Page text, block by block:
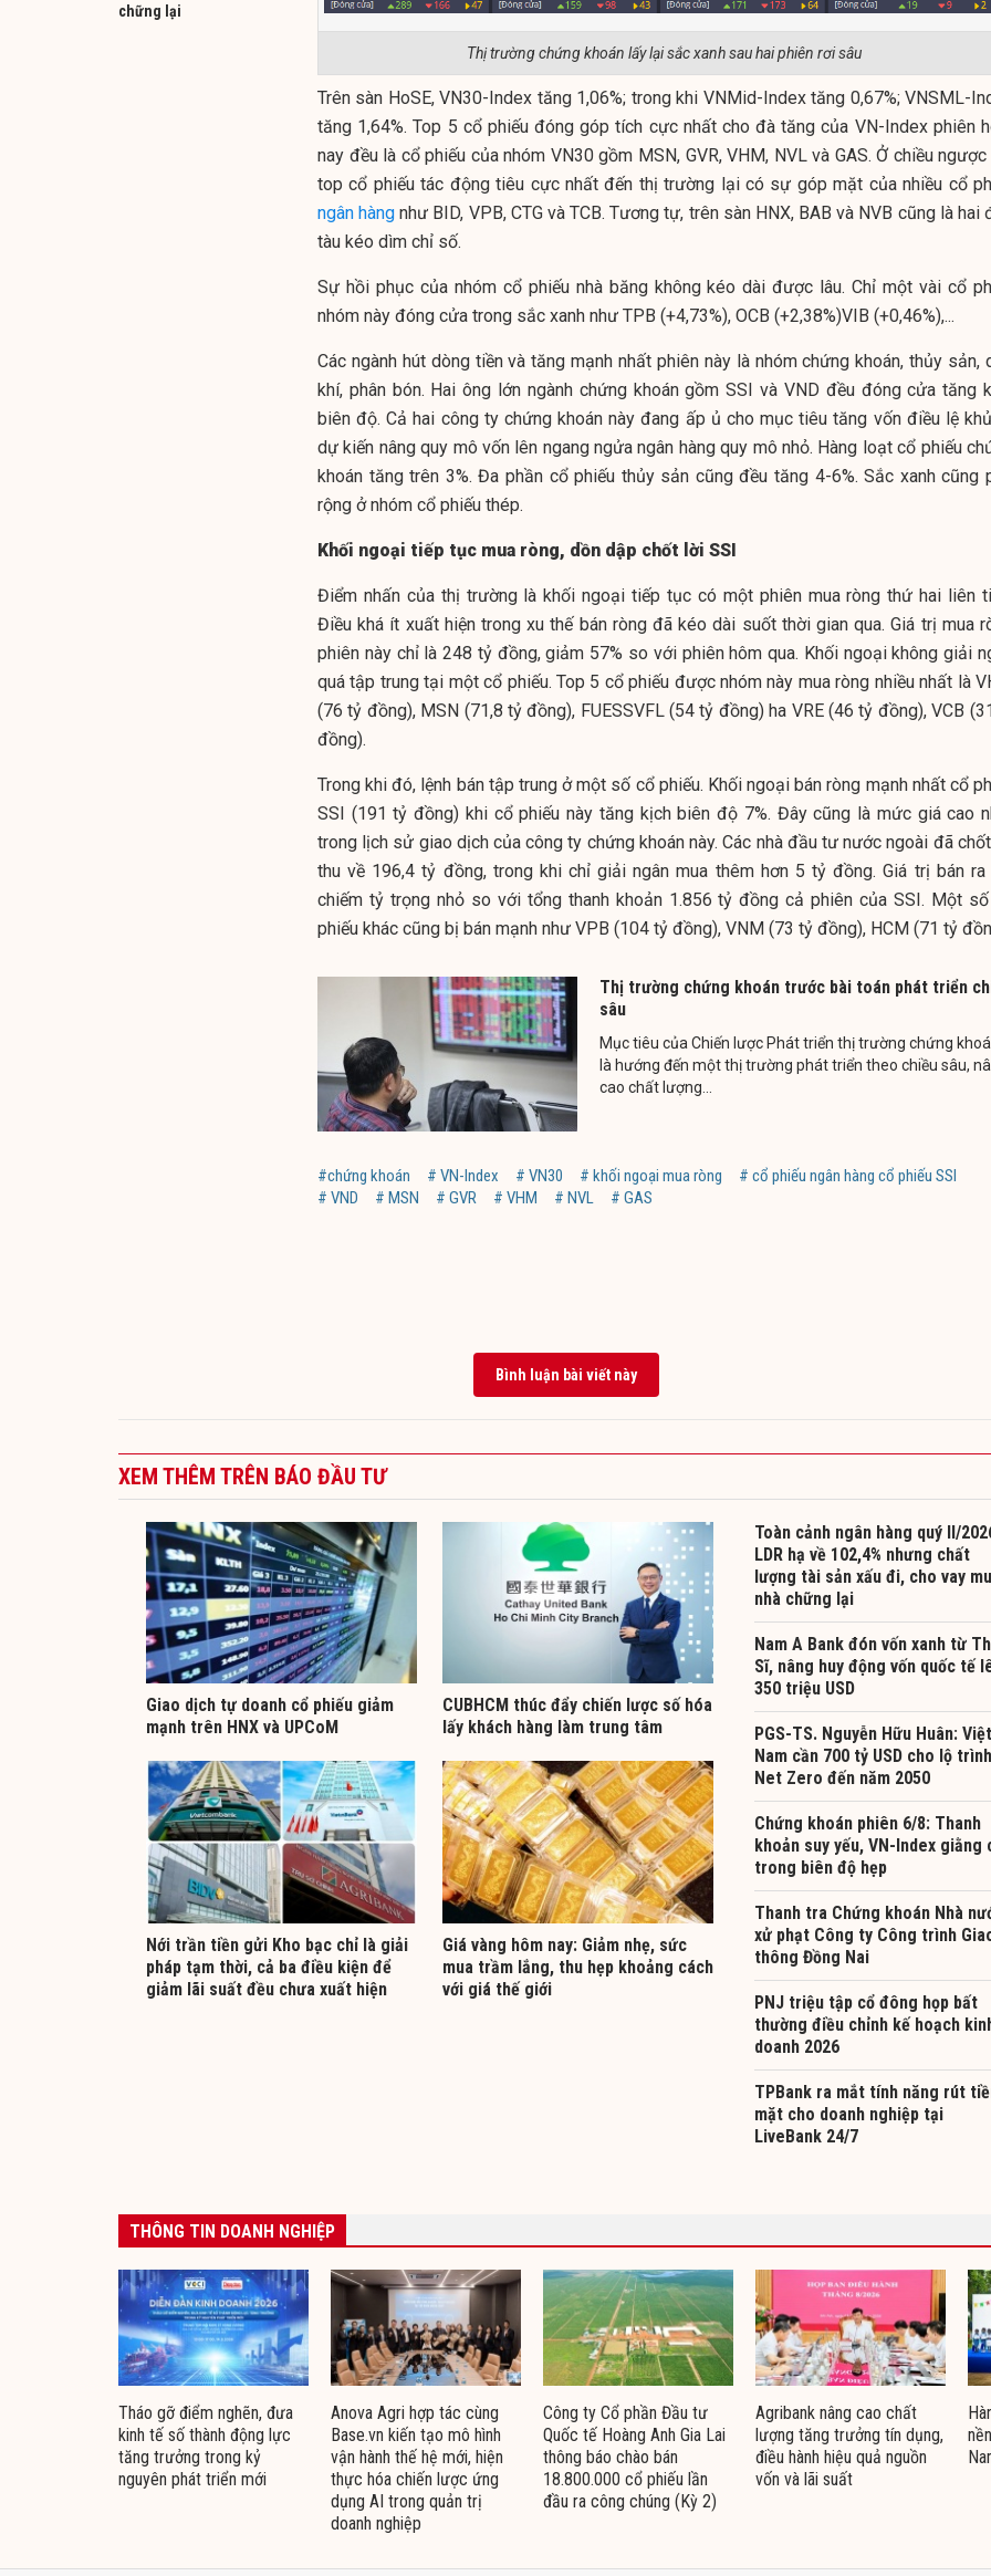
chững lại
Thị trường chứng khoán lấy lại sắc xanh sau hai phiên rơi sâu
Trên sàn HoSE, VN30-Index tăng 1,06%; trong khi VNMid-Index tăng 0,67%; VNSML-
tăng 1,64%. Top 5 cổ phiếu đóng góp tích cực nhất cho đà tăng của VN-Index phiên
nay đều là cổ phiếu của nhóm VN30 gồm MSN, GVR, VHM, NVL và GAS. Ở chiều
top cổ phiếu tác động tiêu cực nhất đến thị trường lại có sự góp mặt của nhiều cổ
ngân hàng như BID, VPB, CTG và TCB. Tương tự, trên sàn HNX, BAB và NVB cũng là hai
tàu kéo dìm chỉ số.
Sự hồi phục của nhóm cổ phiếu nhà băng không kéo dài được lâu. Chỉ một vài cổ
nhóm này đóng cửa trong sắc xanh như TPB (+4,73%), OCB (+2,38%)VIB (+0,46%),...
Các ngành hút dòng tiền và tăng mạnh nhất phiên này là nhóm chứng khoán, thủy sản,
khí, phân bón. Hai ông lớn ngành chứng khoán gồm SSI và VND đều đóng cửa tăng
biên độ. Cả hai công ty chứng khoán này đang ấp ủ cho mục tiêu tăng vốn điều lệ
dự kiến nâng quy mô vốn lên ngang ngửa ngân hàng quy mô nhỏ. Hàng loạt cổ phiếu
khoán tăng trên 3%. Đa phần cổ phiếu thủy sản cũng đều tăng 4-6%. Sắc xanh cũng
rộng ở nhóm cổ phiếu thép.
Khối ngoại tiếp tục mua ròng, dồn dập chốt lời SSI
Điểm nhấn của thị trường là khối ngoại tiếp tục có một phiên mua ròng thứ hai liên
Điều khá ít xuất hiện trong xu thế bán ròng đã kéo dài suốt thời gian qua. Giá trị mua
phiên này chỉ là 248 tỷ đồng, giảm 57% so với phiên hôm qua. Khối ngoại không giải
quá tập trung tại một cổ phiếu. Top 5 cổ phiếu được nhóm này mua ròng nhiều nhất là
(76 tỷ đồng), MSN (71,8 tỷ đồng), FUESSVFL (54 tỷ đồng) ha VRE (46 tỷ đồng), VCB
đồng).
Trong khi đó, lệnh bán tập trung ở một số cổ phiếu. Khối ngoại bán ròng mạnh nhất cổ
SSI (191 tỷ đồng) khi cổ phiếu này tăng kịch biên độ 7%. Đây cũng là mức giá cao
trong lịch sử giao dịch của công ty chứng khoán này. Các nhà đầu tư nước ngoài đã
thu về 196,4 tỷ đồng, trong khi chỉ giải ngân mua thêm hơn 5 tỷ đồng. Giá trị bán ra
chiếm tỷ trọng nhỏ so với tổng thanh khoản 1.856 tỷ đồng cả phiên của SSI. Một
phiếu khác cũng bị bán mạnh như VPB (104 tỷ đồng), VNM (73 tỷ đồng), HCM (71 tỷ
Thị trường chứng khoán trước bài toán phát triển
sâu
Mục tiêu của Chiến lược Phát triển thị trường chứng
là hướng đến một thị trường phát triển theo chiều sâu,
cao chất lượng...
#chứng khoán # VN-Index # VN30 # khối ngoại mua ròng
# cổ phiếu ngân hàng cổ phiếu SSI
# VND
# MSN # GVR # VHM # NVL # GAS
Bình luận bài viết này
XEM THÊM TRÊN BÁO ĐẦU TƯ
Giao dịch tự doanh cổ phiếu giảm
mạnh trên HNX và UPCoM
CUBHCM thúc đẩy chiến lược số hóa
lấy khách hàng làm trung tâm
Nới trần tiền gửi Kho bạc chỉ là giải
pháp tạm thời, cả ba điều kiện để
giảm lãi suất đều chưa xuất hiện
Giá vàng hôm nay: Giảm nhẹ, sức
mua trầm lắng, thu hẹp khoảng cách
với giá thế giới
Toàn cảnh ngân hàng quý II/
LDR hạ về 102,4% nhưng chất
lượng tài sản xấu đi, cho vay
nhà chững lại
Nam A Bank đón vốn xanh từ
Sĩ, nâng huy động vốn quốc tế
350 triệu USD
PGS-TS. Nguyễn Hữu Huân: Việt
Nam cần 700 tỷ USD cho lộ trình
Net Zero đến năm 2050
Chứng khoán phiên 6/8: Thanh
khoản suy yếu, VN-Index giằng
trong biên độ hẹp
Thanh tra Chứng khoán Nhà
xử phạt Công ty Công trình
thông Đồng Nai
PNJ triệu tập cổ đông họp bất
thường điều chỉnh kế hoạch
doanh 2026
TPBank ra mắt tính năng rút
mặt cho doanh nghiệp tại
LiveBank 24/7
THÔNG TIN DOANH NGHIỆP
Tháo gỡ điểm nghẽn, đưa
kinh tế số thành động lực
tăng trưởng trong kỷ
nguyên phát triển mới
Anova Agri hợp tác cùng
Base.vn kiến tạo mô hình
vận hành thế hệ mới, hiện
thực hóa chiến lược ứng
dụng AI trong quản trị
doanh nghiệp
Công ty Cổ phần Đầu tư
Quốc tế Hoàng Anh Gia Lai
thông báo chào bán
18.800.000 cổ phiếu lần
đầu ra công chúng (Kỳ 2)
Agribank nâng cao chất
lượng tăng trưởng tín dụng,
điều hành hiệu quả nguồn
vốn và lãi suất